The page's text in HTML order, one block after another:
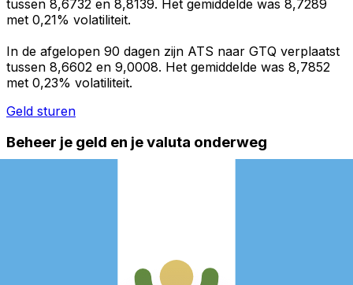
tussen 8,6732 en 8,8139. Het gemiddelde was 8,7289
met 0,21% volatiliteit.
In de afgelopen 90 dagen zijn ATS naar GTQ verplaatst
tussen 8,6602 en 9,0008. Het gemiddelde was 8,7852
met 0,23% volatiliteit.
Geld sturen
Beheer je geld en je valuta onderweg